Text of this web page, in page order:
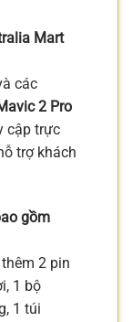
Mart
các
2 Pro
cập trực
trợ khách
gồm
2 pin
1 bộ
1 túi